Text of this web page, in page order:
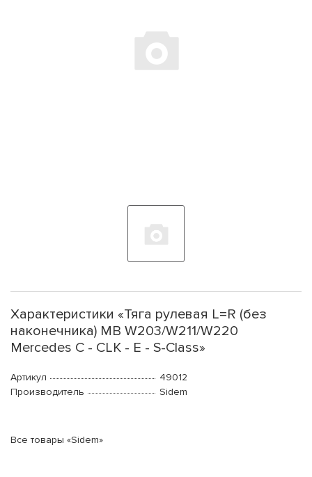
Характеристики «Тяга рулевая L=R (без
наконечника) MB W203/W211/W220
Mercedes C - CLK - E - S-Class»
Артикул
49012
Производитель
Sidem
Все товары «Sidem»